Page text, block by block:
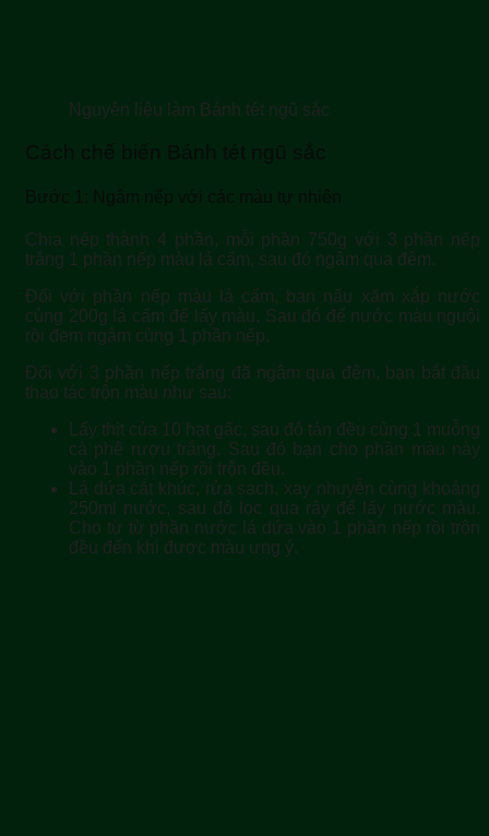
Nguyên liệu làm Bánh tét ngũ sắc
Cách chế biến Bánh tét ngũ sắc
Bước 1: Ngâm nếp với các màu tự nhiên
Chia nếp thành 4 phần, mỗi phần 750g với 3 phần nếp
trắng 1 phần nếp màu lá cẩm, sau đó ngâm qua đêm.
Đối với phần nếp màu lá cẩm, bạn nấu xăm xắp nước
cùng 200g lá cẩm để lấy màu. Sau đó để nước màu nguội
rồi đem ngâm cùng 1 phần nếp.
Đối với 3 phần nếp trắng đã ngâm qua đêm, bạn bắt đầu
thao tác trộn màu như sau:
Lấy thịt của 10 hạt gấc, sau đó tán đều cùng 1 muỗng
cà phê rượu trắng. Sau đó bạn cho phần màu này
vào 1 phần nếp rồi trộn đều.
Lá dứa cắt khúc, rửa sạch, xay nhuyễn cùng khoảng
250ml nước, sau đó lọc qua rây để lấy nước màu.
Cho từ từ phần nước lá dứa vào 1 phần nếp rồi trộn
đều đến khi được màu ưng ý.